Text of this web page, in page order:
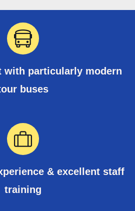
with particularly modern
buses
& excellent staff
training